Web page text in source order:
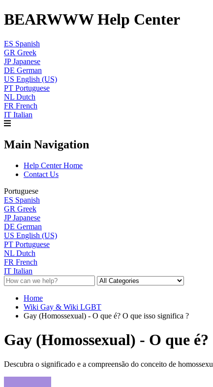
BEARWWW Help Center
ES Spanish
GR Greek
JP Japanese
DE German
US English (US)
PT Portuguese
NL Dutch
FR French
IT Italian
Main Navigation
Help Center Home
Contact Us
Portuguese
ES Spanish
GR Greek
JP Japanese
DE German
US English (US)
PT Portuguese
NL Dutch
FR French
IT Italian
Home
Wiki Gay & Wiki LGBT
Gay (Homossexual) - O que é? O que isso significa ?
Gay (Homossexual) - O que
Descubra o significado e a compreensão do conceito de